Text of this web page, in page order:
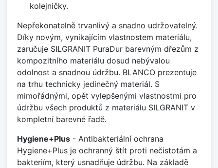
kolejničky.
Nepřekonatelně trvanlivý a snadno udržovatelný.
Díky novým, vynikajícím vlastnostem materiálu,
zaručuje SILGRANIT PuraDur barevným dřezům z
kompozitního materiálu dosud nebývalou
odolnost a snadnou údržbu. BLANCO prezentuje
na trhu technicky jedinečný materiál. S
mimořádnými, opět vylepšenými vlastnostmi pro
údržbu všech produktů z materiálu SILGRANIT v
kompletní barevné řadě.
Hygiene+Plus - Antibakteriální ochrana
Hygiene+Plus je ochranný štít proti nečistotám a
bakteriím, který usnadňuje údržbu. Na základě